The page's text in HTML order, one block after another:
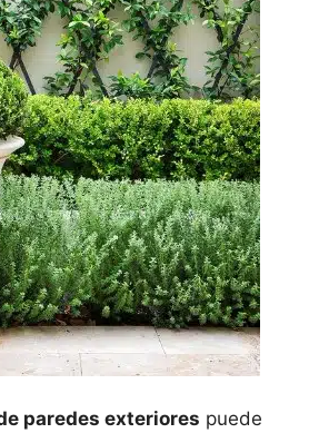
paredes exteriores puede